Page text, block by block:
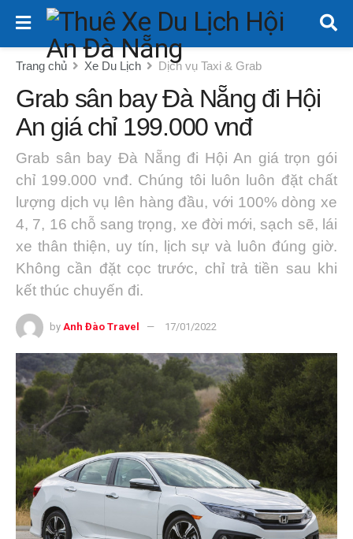
Trang chủ Xe Du Lịch Dịch vụ Taxi & Grab
Grab sân bay Đà Nẵng đi Hội
An giá chỉ 199.000 vnđ
Grab sân bay Đà Nẵng đi Hội An giá trọn gói
chỉ 199.000 vnđ. Chúng tôi luôn luôn đặt chất
lượng dịch vụ lên hàng đầu, với 100% dòng xe
4, 7, 16 chỗ sang trọng, xe đời mới, sạch sẽ, lái
xe thân thiện, uy tín, lịch sự và luôn đúng giờ.
Không cần đặt cọc trước, chỉ trả tiền sau khi
kết thúc chuyến đi.
by Anh Đào Travel 17/01/2022